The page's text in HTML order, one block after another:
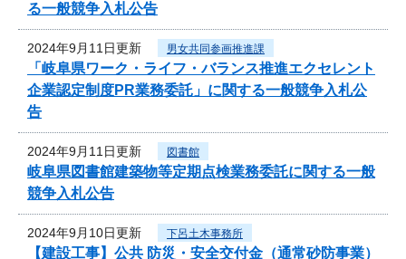
る一般競争入札公告
2024年9月11日更新 男女共同参画推進課
「岐阜県ワーク・ライフ・バランス推進エクセレント
企業認定制度PR業務委託」に関する一般競争入札公
告
2024年9月11日更新 図書館
岐阜県図書館建築物等定期点検業務委託に関する一般
競争入札公告
2024年9月10日更新 下呂土木事務所
【建設工事】公共 防災・安全交付金（通常砂防事業）